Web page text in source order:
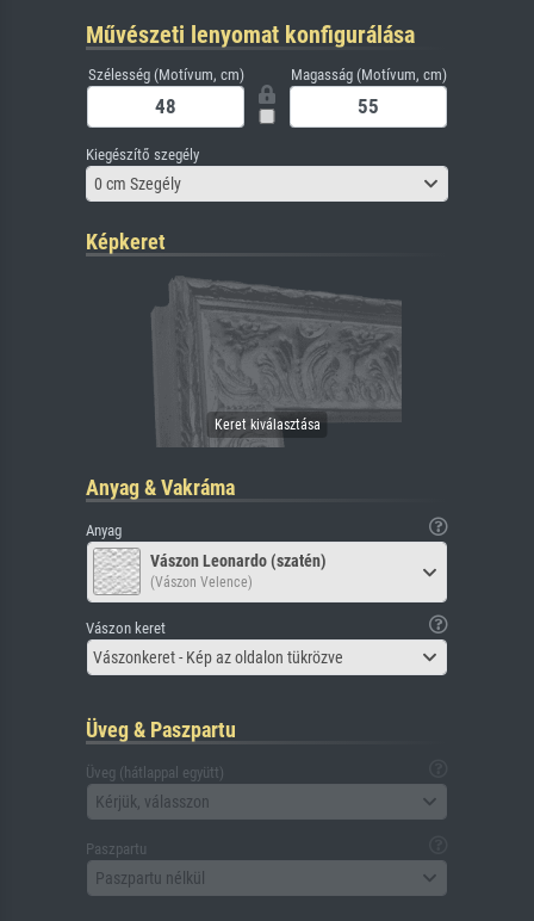
Művészeti lenyomat konfigurálása
Szélesség (Motívum, cm) Magasság (Motívum, cm)
Kiegészítő szegély
0 cm Szegély
Képkeret
Anyag & Vakráma
Anyag
Vászon Leonardo (szatén)
(Vászon Velence)
Vászon keret
Vászonkeret - Kép az oldalon tükrözve
Üveg & Paszpartu
Üveg (hátlappal együtt)
Kérjük, válasszon
Paszpartu
Paszpartu nélkül